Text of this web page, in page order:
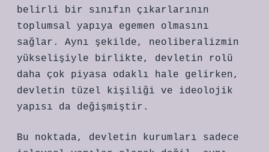
belirli bir sınıfın çıkarlarının
toplumsal yapıya egemen olmasını
sağlar. Aynı şekilde, neoliberalizmin
yükselişiyle birlikte, devletin rolü
daha çok piyasa odaklı hale gelirken,
devletin tüzel kişiliği ve ideolojik
yapısı da değişmiştir.
Bu noktada, devletin kurumları sadece